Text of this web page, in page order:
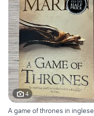
4
A game of thrones in inglese